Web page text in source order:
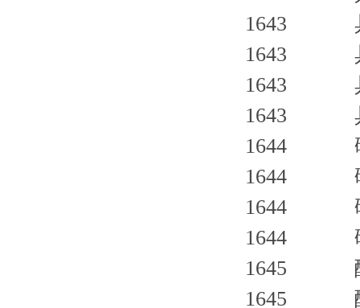
1643 具
1643 具
1643 具
1643 具
1644 碱
1644 碱
1644 碱
1644 碱
1645 酸
1645 酸